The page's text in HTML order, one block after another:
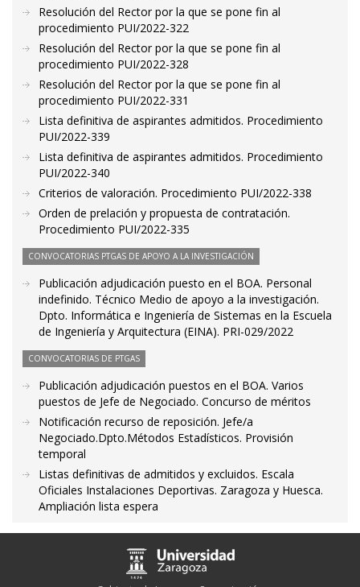
Resolución del Rector por la que se pone fin al
procedimiento PUI/2022-322
Resolución del Rector por la que se pone fin al
procedimiento PUI/2022-328
Resolución del Rector por la que se pone fin al
procedimiento PUI/2022-331
Lista definitiva de aspirantes admitidos. Procedimiento
PUI/2022-339
Lista definitiva de aspirantes admitidos. Procedimiento
PUI/2022-340
Criterios de valoración. Procedimiento PUI/2022-338
Orden de prelación y propuesta de contratación.
Procedimiento PUI/2022-335
CONVOCATORIAS PTGAS DE APOYO A LA INVESTIGACIÓN
Publicación adjudicación puesto en el BOA. Personal
indefinido. Técnico Medio de apoyo a la investigación.
Dpto. Informática e Ingeniería de Sistemas en la Escuela
de Ingeniería y Arquitectura (EINA). PRI-029/2022
CONVOCATORIAS DE PTGAS
Publicación adjudicación puestos en el BOA. Varios
puestos de Jefe de Negociado. Concurso de méritos
Notificación recurso de reposición. Jefe/a
Negociado.Dpto.Métodos Estadísticos. Provisión
temporal
Listas definitivas de admitidos y excluidos. Escala
Oficiales Instalaciones Deportivas. Zaragoza y Huesca.
Ampliación lista espera